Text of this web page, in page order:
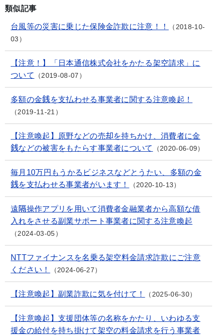
類似記事
台風等の災害に乗じた保険金詐欺に注意！！
2018-10-
03
【注意！】「日本通信株式会社をかたる架空請求」に
ついて
2019-08-07
多額の金銭を支払わせる事業者に関する注意喚起！
2019-11-21
【注意喚起】原野などの売却を持ちかけ、消費者に金
銭などの被害をもたらす事業者について
2020-06-09
毎月10万円もうかるビジネスなどとうたい、多額の金
銭を支払わせる事業者がいます！
2020-10-13
遠隔操作アプリを用いて消費者金融業者から高額な借
入れをさせる副業サポート事業者に関する注意喚起
2024-03-05
NTTファイナンスを名乗る架空料金請求詐欺にご注意
ください！
2024-06-27
【注意喚起】副業詐欺に気を付けて！ 2025-06-30
【注意喚起】支援団体等の名称をかたり、いわゆる支
援金の給付を持ち掛けて架空の料金請求を行う事業者